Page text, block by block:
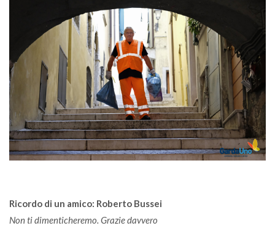
Ricordo di un amico: Roberto Bussei
Non ti dimenticheremo. Grazie davvero